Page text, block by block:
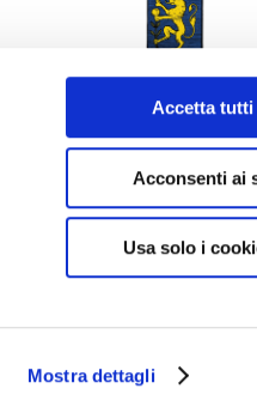
Mostra dettagli
Accetta tutti
Acconsenti ai
Usa solo i